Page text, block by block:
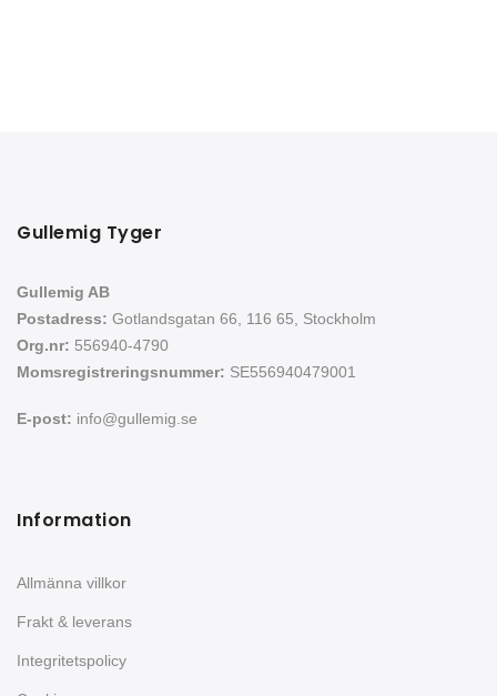
Gullemig Tyger
Gullemig AB
Postadress: Gotlandsgatan 66, 116 65, Stockholm
Org.nr: 556940-4790
Momsregistreringsnummer: SE556940479001
E-post: info@gullemig.se
Information
Allmänna villkor
Frakt & leverans
Integritetspolicy